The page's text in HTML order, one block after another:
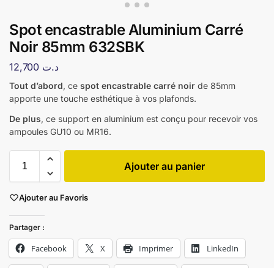
Spot encastrable Aluminium Carré
Noir 85mm 632SBK
د.ت
Tout d’abord, ce spot encastrable carré noir de 85mm
apporte une touche esthétique à vos plafonds.
De plus, ce support en aluminium est conçu pour recevoir vos
ampoules GU10 ou MR16.
Ajouter au panier
Ajouter au Favoris
Partager :
Facebook X Imprimer LinkedIn